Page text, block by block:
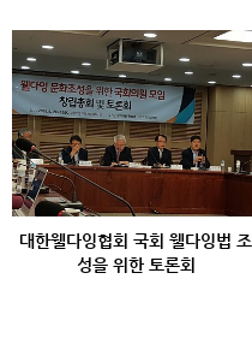
대한웰다잉협회 국회 웰다잉법 조
성을 위한 토론회